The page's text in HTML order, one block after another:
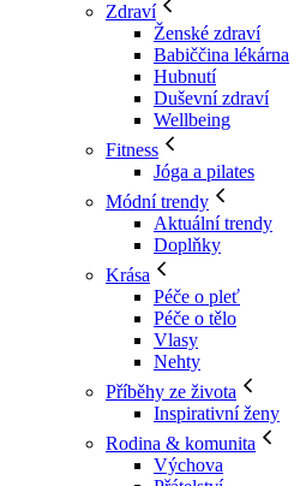
Zdraví
Ženské zdraví
Babiččina lékárna
Hubnutí
Duševní zdraví
Wellbeing
Fitness
Jóga a pilates
Módní trendy
Aktuální trendy
Doplňky
Krása
Péče o pleť
Péče o tělo
Vlasy
Nehty
Příběhy ze života
Inspirativní ženy
Rodina & komunita
Výchova